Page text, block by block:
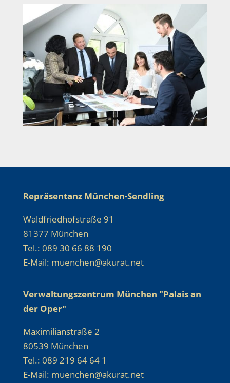
Repräsentanz München-Sendling
Waldfriedhofstraße 91
81377 München
Tel.: 089 30 66 88 190
E-Mail: muenchen@akurat.net
Verwaltungszentrum München "Palais an
der Oper"
Maximilianstraße 2
80539 München
Tel.: 089 219 64 64 1
E-Mail: muenchen@akurat.net